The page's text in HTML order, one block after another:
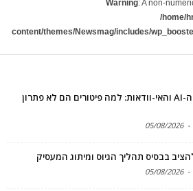
Warning: A non-
/home/
content/themes/Newsmag/includes/
שימור עובדים בעידן ה-AI והאי-וודאות: למה פיטורים הם לא פתרון
-
05/08/2026
-
05/08/2026